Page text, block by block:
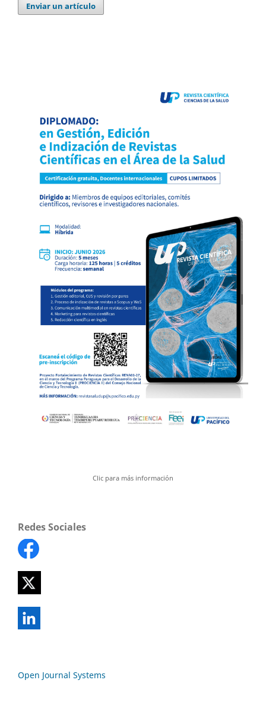
Enviar un artículo
Clic para más información
Redes Sociales
Open Journal Systems